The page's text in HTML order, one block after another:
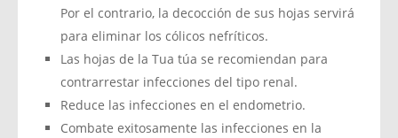
Por el contrario, la decocción de sus hojas servirá
para eliminar los cólicos nefríticos.
Las hojas de la Tua túa se recomiendan para
contrarrestar infecciones del tipo renal.
Reduce las infecciones en el endometrio.
Combate exitosamente las infecciones en la